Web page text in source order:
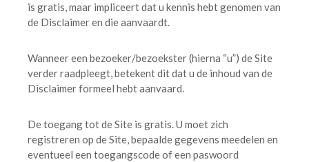
is gratis, maar impliceert dat u kennis hebt genomen van
de Disclaimer en die aanvaardt.
Wanneer een bezoeker/bezoekster (hierna “u”) de Site
verder raadpleegt, betekent dit dat u de inhoud van de
Disclaimer formeel hebt aanvaard.
De toegang tot de Site is gratis. U moet zich
registreren op de Site, bepaalde gegevens meedelen en
eventueel een toegangscode of een paswoord